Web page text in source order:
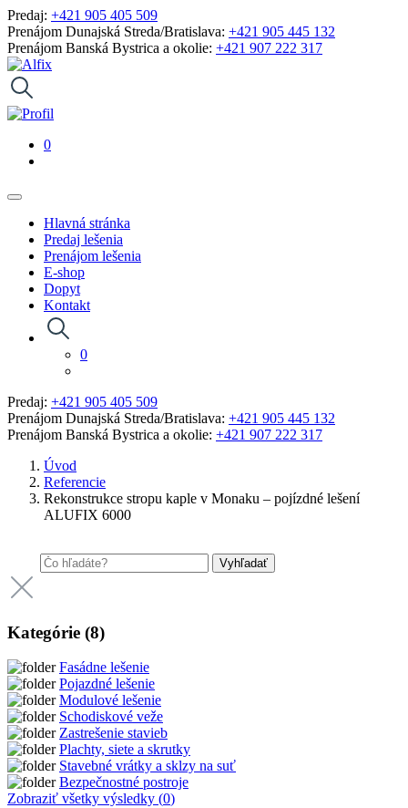
Predaj: +421 905 405 509
Prenájom Dunajská Streda/Bratislava: +421 905 445 132
Prenájom Banská Bystrica a okolie: +421 907 222 317
0
Hlavná stránka
Predaj lešenia
Prenájom lešenia
E-shop
Dopyt
Kontakt
0
Predaj: +421 905 405 509
Prenájom Dunajská Streda/Bratislava: +421 905 445 132
Prenájom Banská Bystrica a okolie: +421 907 222 317
Úvod
Referencie
Rekonstrukce stropu kaple v Monaku – pojízdné lešení
ALUFIX 6000
Vyhľadať
Kategórie (8)
Fasádne lešenie
Pojazdné lešenie
Modulové lešenie
Schodiskové veže
Zastrešenie stavieb
Plachty, siete a skrutky
Stavebné vrátky a sklzy na suť
Bezpečnostné postroje
Zobraziť všetky výsledky (0)